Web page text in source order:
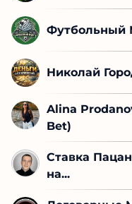
Футбольный
Николай
Alina
Bet)
Ставка
на...